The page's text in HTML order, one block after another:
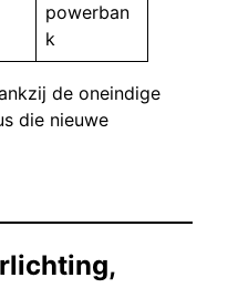
powerban
k
de oneindige
die nieuwe